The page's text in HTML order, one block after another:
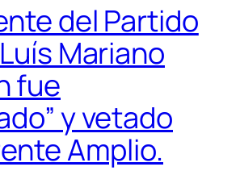
del Partido
Mariano
fue
y vetado
Amplio.